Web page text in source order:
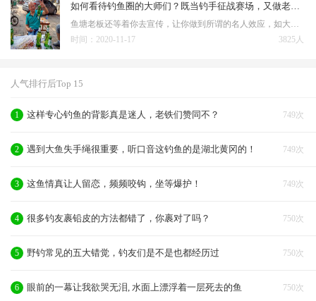
如何看待钓鱼圈的大师们？既当钓手征战赛场，又做老板角逐商海
鱼塘老板还等着你去宣传，让你做到所谓的名人效应，如大师都钓不到，那其他的钓友还去吗？ 可是钓鱼人有没有想过，即使给了你所谓的配方，你的钓技钓法不熟练，没有认知不会判断，你就能钓好鱼？花几千竿费不说，只给你…
3825人
时间：2020-11-17
人气排行后Top 15
749次
1 这样专心钓鱼的背影真是迷人，老铁们赞同不？
749次
2 遇到大鱼失手绳很重要，听口音这钓鱼的是湖北黄冈的！
749次
3 这鱼情真让人留恋，频频咬钩，坐等爆护！
750次
4 很多钓友裹铅皮的方法都错了，你裹对了吗？
750次
5 野钓常见的五大错觉，钓友们是不是也都经历过
750次
6 眼前的一幕让我欲哭无泪, 水面上漂浮着一层死去的鱼